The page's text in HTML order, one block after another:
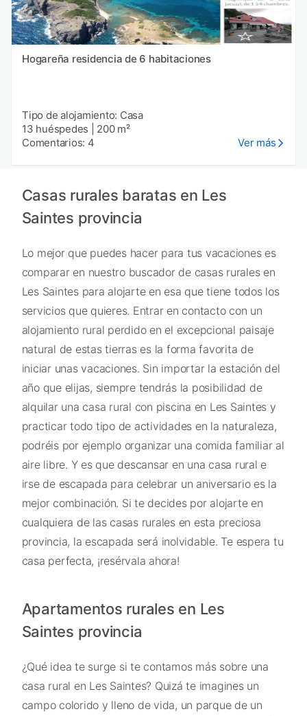
Hogareña residencia de 6 habitaciones
Tipo de alojamiento: Casa
13 huéspedes
200 m²
Comentarios: 4
Ver más
Casas rurales baratas en Les
Saintes provincia
Lo mejor que puedes hacer para tus vacaciones es
comparar en nuestro buscador de casas rurales en
Les Saintes para alojarte en esa que tiene todos los
servicios que quieres. Entrar en contacto con un
alojamiento rural perdido en el excepcional paisaje
natural de estas tierras es la forma favorita de
iniciar unas vacaciones. Sin importar la estación del
año que elijas, siempre tendrás la posibilidad de
alquilar una casa rural con piscina en Les Saintes y
practicar todo tipo de actividades en la naturaleza,
podréis por ejemplo organizar una comida familiar al
aire libre. Y es que descansar en una casa rural e
irse de escapada para celebrar un aniversario es la
mejor combinación. Si te decides por alojarte en
cualquiera de las casas rurales en esta preciosa
provincia, la escapada será inolvidable. Te espera tu
casa perfecta, ¡resérvala ahora!
Apartamentos rurales en Les
Saintes provincia
¿Qué idea te surge si te contamos más sobre una
casa rural en Les Saintes? Quizá te imagines un
campo colorido y lleno de vida, un parque de un